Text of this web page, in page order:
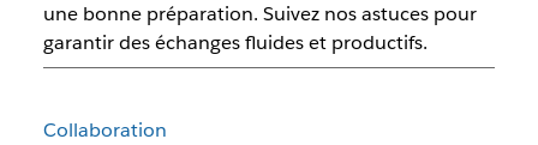
une bonne préparation. Suivez nos astuces pour
garantir des échanges fluides et productifs.
Collaboration